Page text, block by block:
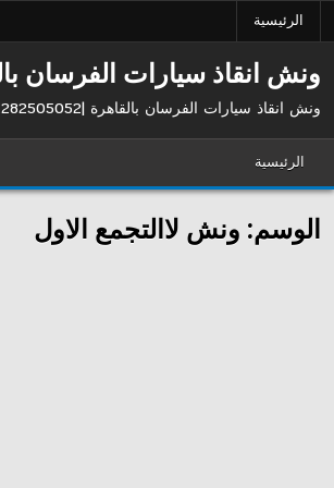
الرئيسية
ونش انقاذ سيارات الفرسان بالقاهرة
ونش انقاذ سيارات الفرسان بالقاهرة |01282505052
الرئيسية
الوسم: ونش لاالتجمع الاول